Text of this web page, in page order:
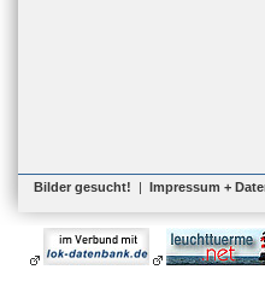
Bilder gesucht! | Impressum +